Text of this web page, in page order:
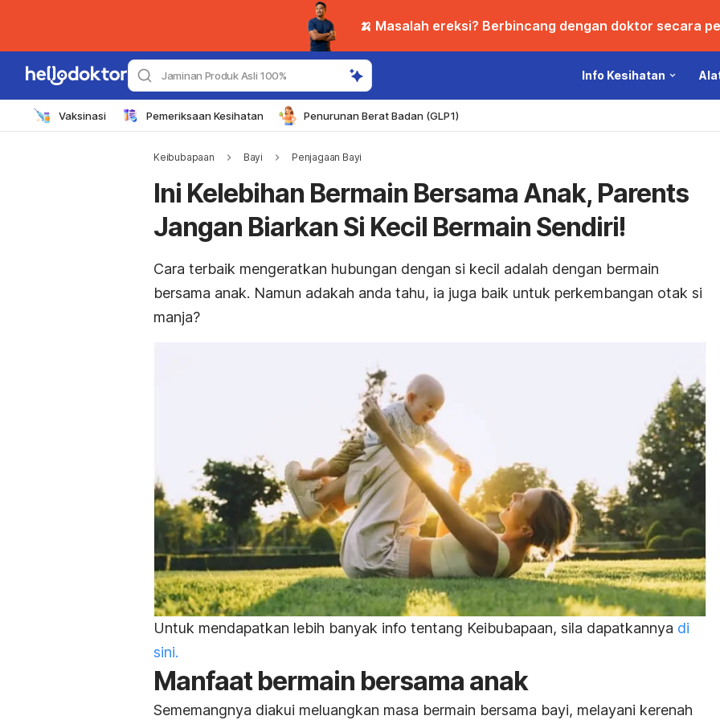
🍌 Masalah ereksi? Berbincang dengan doktor secara
Jaminan Produk Asli 100% Info Kesihatan
Vaksinasi Pemeriksaan Kesihatan Penurunan Berat Badan (GLP1)
Keibubapaan Bayi Penjagaan Bayi
Ini Kelebihan Bermain Bersama Anak, Parents
Jangan Biarkan Si Kecil Bermain Sendiri!
Cara terbaik mengeratkan hubungan dengan si kecil adalah dengan bermain
bersama anak. Namun adakah anda tahu, ia juga baik untuk perkembangan otak si
manja?
Untuk mendapatkan lebih banyak info tentang Keibubapaan, sila dapatkannya di
sini.
Manfaat bermain bersama anak
Sememangnya diakui meluangkan masa bermain bersama bayi, melayani kerenah